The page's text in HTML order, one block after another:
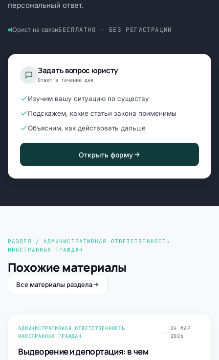
персональный ответ.
Юрист на связиБЕСПЛАТНО · БЕЗ РЕГИСТРАЦИИ
Задать вопрос юристу
Ответ в течение дня
Изучим вашу ситуацию по существу
Подскажем, какие статьи закона применимы
Объясним, как действовать дальше
Открыть форму
РАЗДЕЛ / АДМИНИСТРАТИВНАЯ ОТВЕТСТВЕННОСТЬ
ИНОСТРАННЫХ ГРАЖДАН
Похожие материалы
Все материалы раздела
АДМИНИСТРАТИВНАЯ ОТВЕТСТВЕННОСТЬ
ИНОСТРАННЫХ ГРАЖДАН
24 МАР
2026
Выдворение и депортация: в чем